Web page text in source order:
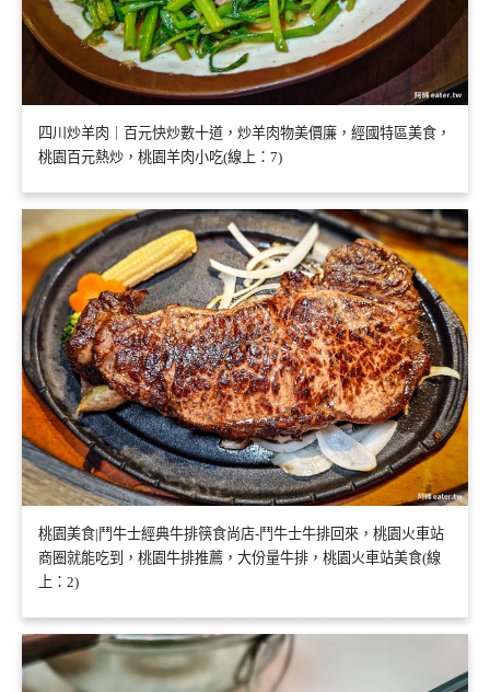
四川炒羊肉｜百元快炒數十道，炒羊肉物美價廉，經國特區美食，
桃園百元熱炒，桃園羊肉小吃(線上：7)
桃園美食|鬥牛士經典牛排筷食尚店-鬥牛士牛排回來，桃園火車站
商圈就能吃到，桃園牛排推薦，大份量牛排，桃園火車站美食(線
上：2)